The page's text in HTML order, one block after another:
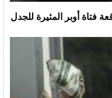
فتاة أوبر المثيرة للجدل